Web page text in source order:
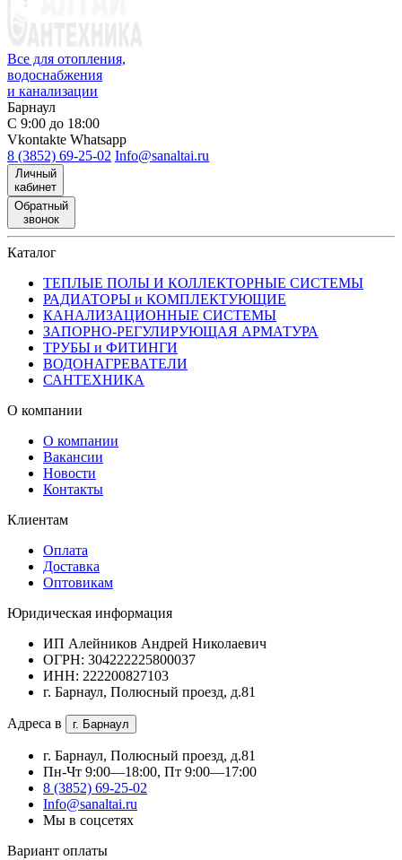
Все для отопления,
водоснабжения
и канализации
Барнаул
С 9:00 до 18:00
Vkontakte Whatsapp
8 (3852) 69-25-02 Info@sanaltai.ru
Личный
кабинет
Обратный
звонок
Каталог
ТЕПЛЫЕ ПОЛЫ И КОЛЛЕКТОРНЫЕ СИСТЕМЫ
РАДИАТОРЫ и КОМПЛЕКТУЮЩИЕ
КАНАЛИЗАЦИОННЫЕ СИСТЕМЫ
ЗАПОРНО-РЕГУЛИРУЮЩАЯ АРМАТУРА
ТРУБЫ и ФИТИНГИ
ВОДОНАГРЕВАТЕЛИ
САНТЕХНИКА
О компании
О компании
Вакансии
Новости
Контакты
Клиентам
Оплата
Доставка
Оптовикам
Юридическая информация
ИП Алейников Андрей Николаевич
ОГРН: 304222225800037
ИНН: 222200827103
г. Барнаул, Полюсный проезд, д.81
Адреса в г. Барнаул
г. Барнаул, Полюсный проезд, д.81
Пн-Чт 9:00—18:00, Пт 9:00—17:00
8 (3852) 69-25-02
Info@sanaltai.ru
Мы в соцсетях
Вариант оплаты